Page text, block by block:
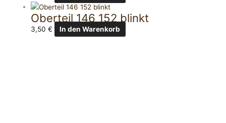
Oberteil 146 152 blinkt
3,50€ In den Warenkorb